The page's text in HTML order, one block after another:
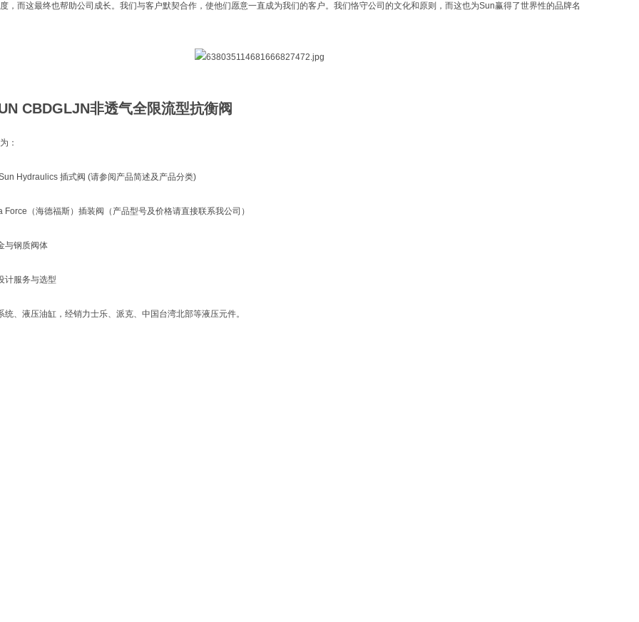
，而这最终也帮助公司成长。我们与客户默契合作，使他们愿意一直成为我们的客户。我们恪守公司的文化和原则，而这也为Sun赢得了世界性的品牌名
CBDGLJN非透气全限流型抗衡阀
：
Hydraulics 插式阀 (请参阅产品简述及产品分类)
Force（海德福斯）插装阀（产品型号及价格请直接联系我公司）
与钢质阀体
计服务与选型
统、液压油缸，经销力士乐、派克、中国台湾北部等液压元件。